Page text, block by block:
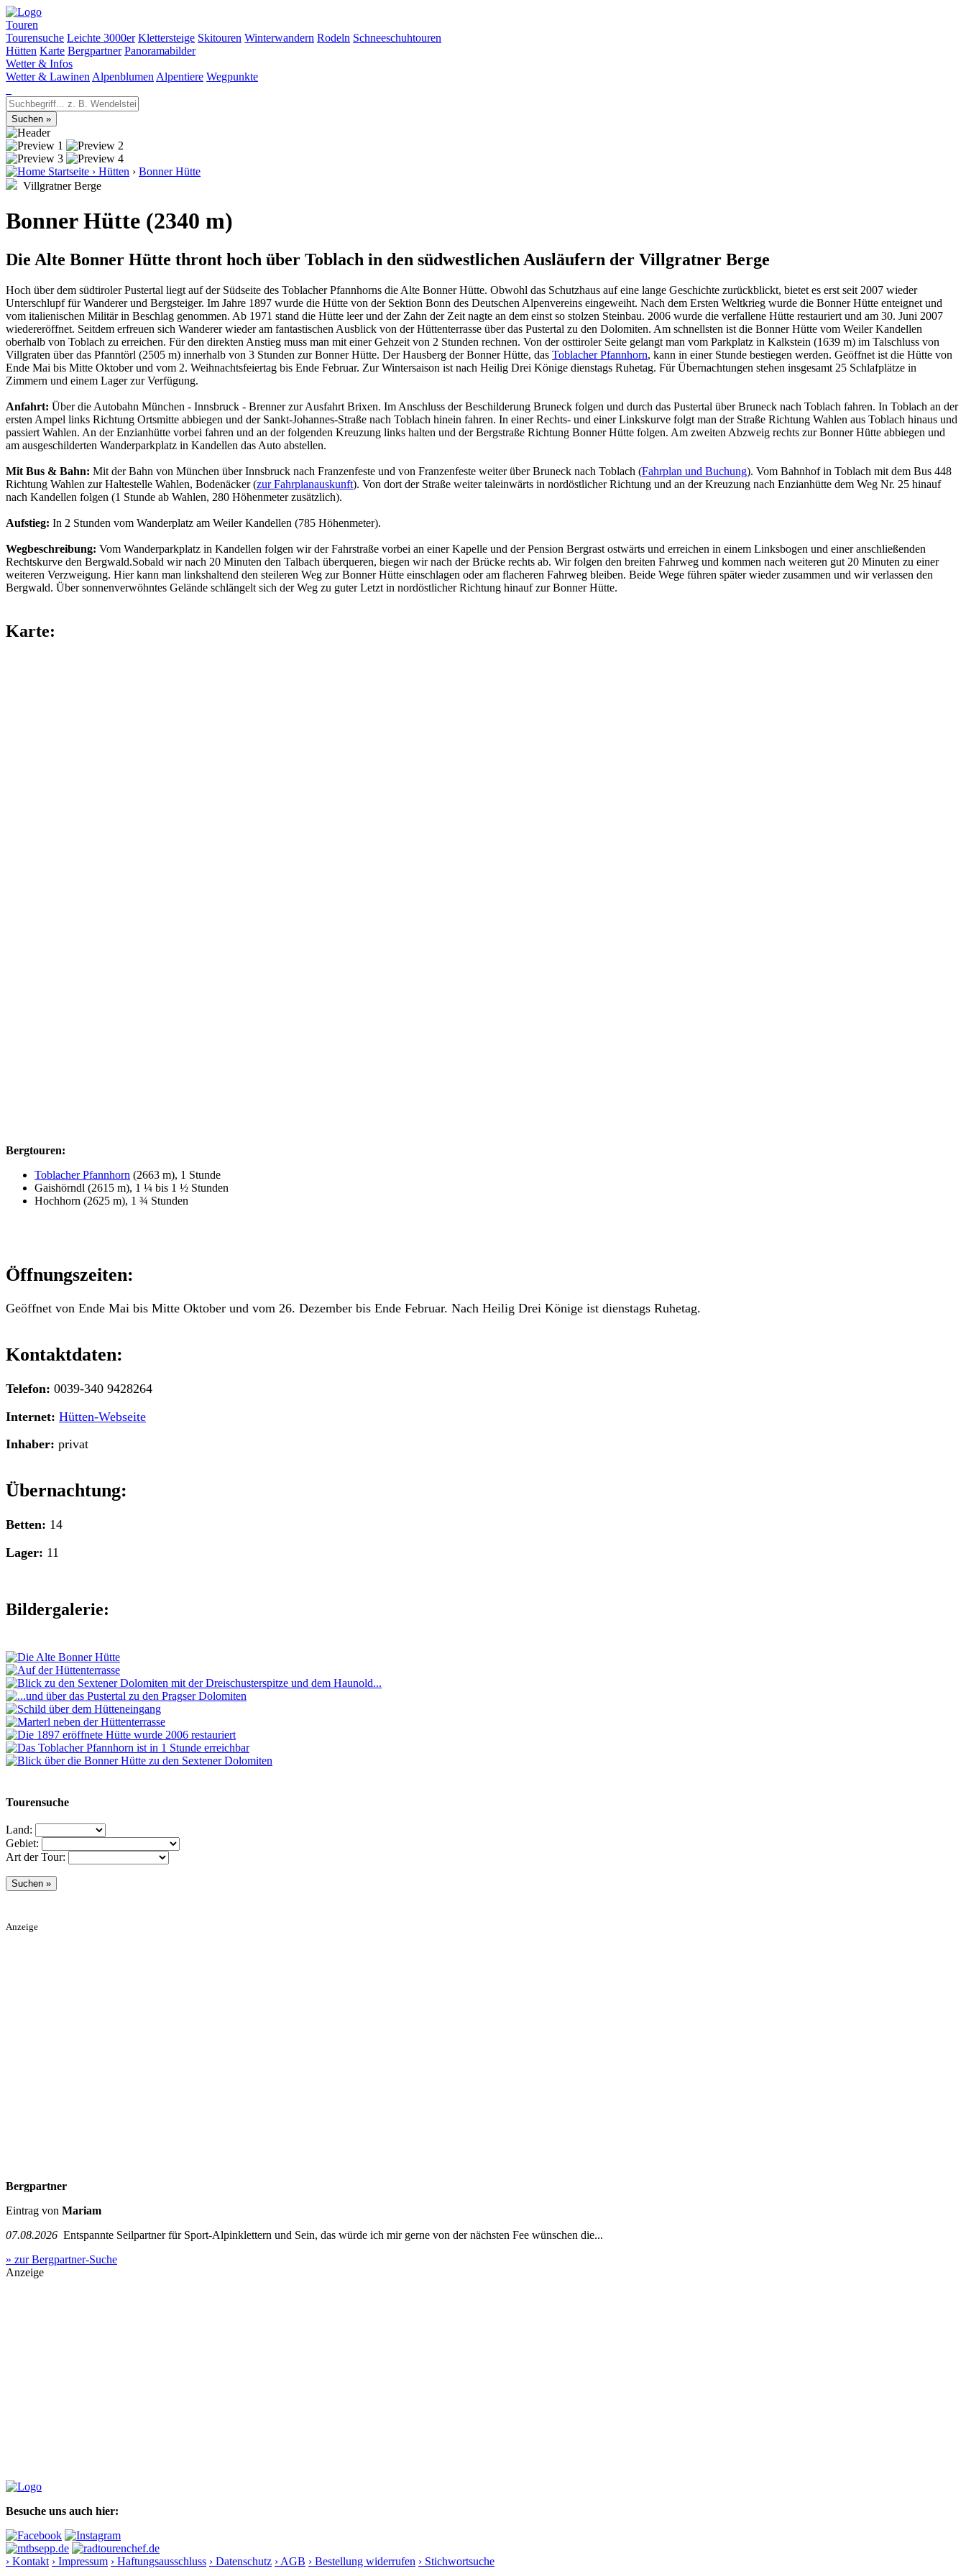
Touren
Tourensuche Leichte 3000er Klettersteige Skitouren Winterwandern Rodeln Schneeschuhtouren
Hütten Karte Bergpartner Panoramabilder
Wetter & Infos
Wetter & Lawinen Alpenblumen Alpentiere Wegpunkte
Startseite › Hütten › Bonner Hütte
Villgratner Berge
Bonner Hütte (2340 m)
Die Alte Bonner Hütte thront hoch über Toblach in den südwestlichen Ausläufern der Villgratner Berge
Hoch über dem südtiroler Pustertal liegt auf der Südseite des Toblacher Pfannhorns die Alte Bonner Hütte. Obwohl das Schutzhaus auf eine lange Geschichte zurückblickt, bietet es erst seit 2007 wieder
Unterschlupf für Wanderer und Bergsteiger. Im Jahre 1897 wurde die Hütte von der Sektion Bonn des Deutschen Alpenvereins eingeweiht. Nach dem Ersten Weltkrieg wurde die Bonner Hütte enteignet und
vom italienischen Militär in Beschlag genommen. Ab 1971 stand die Hütte leer und der Zahn der Zeit nagte an dem einst so stolzen Steinbau. 2006 wurde die verfallene Hütte restauriert und am 30. Juni 2007
wiedereröffnet. Seitdem erfreuen sich Wanderer wieder am fantastischen Ausblick von der Hüttenterrasse über das Pustertal zu den Dolomiten. Am schnellsten ist die Bonner Hütte vom Weiler Kandellen
oberhalb von Toblach zu erreichen. Für den direkten Anstieg muss man mit einer Gehzeit von 2 Stunden rechnen. Von der osttiroler Seite gelangt man vom Parkplatz in Kalkstein (1639 m) im Talschluss von
Villgraten über das Pfanntörl (2505 m) innerhalb von 3 Stunden zur Bonner Hütte. Der Hausberg der Bonner Hütte, das Toblacher Pfannhorn, kann in einer Stunde bestiegen werden. Geöffnet ist die Hütte von
Ende Mai bis Mitte Oktober und vom 2. Weihnachtsfeiertag bis Ende Februar. Zur Wintersaison ist nach Heilig Drei Könige dienstags Ruhetag. Für Übernachtungen stehen insgesamt 25 Schlafplätze in
Zimmern und einem Lager zur Verfügung.
Anfahrt: Über die Autobahn München - Innsbruck - Brenner zur Ausfahrt Brixen. Im Anschluss der Beschilderung Bruneck folgen und durch das Pustertal über Bruneck nach Toblach fahren. In Toblach an der
ersten Ampel links Richtung Ortsmitte abbiegen und der Sankt-Johannes-Straße nach Toblach hinein fahren. In einer Rechts- und einer Linkskurve folgt man der Straße Richtung Wahlen aus Toblach hinaus und
passiert Wahlen. An der Enzianhütte vorbei fahren und an der folgenden Kreuzung links halten und der Bergstraße Richtung Bonner Hütte folgen. Am zweiten Abzweig rechts zur Bonner Hütte abbiegen und
am ausgeschilderten Wanderparkplatz in Kandellen das Auto abstellen.
Mit Bus & Bahn: Mit der Bahn von München über Innsbruck nach Franzenfeste und von Franzenfeste weiter über Bruneck nach Toblach (Fahrplan und Buchung). Vom Bahnhof in Toblach mit dem Bus 448
Richtung Wahlen zur Haltestelle Wahlen, Bodenäcker (zur Fahrplanauskunft). Von dort der Straße weiter taleinwärts in nordöstlicher Richtung und an der Kreuzung nach Enzianhütte dem Weg Nr. 25 hinauf
nach Kandellen folgen (1 Stunde ab Wahlen, 280 Höhenmeter zusätzlich).
Aufstieg: In 2 Stunden vom Wanderplatz am Weiler Kandellen (785 Höhenmeter).
Wegbeschreibung: Vom Wanderparkplatz in Kandellen folgen wir der Fahrstraße vorbei an einer Kapelle und der Pension Bergrast ostwärts und erreichen in einem Linksbogen und einer anschließenden
Rechtskurve den Bergwald.Sobald wir nach 20 Minuten den Talbach überqueren, biegen wir nach der Brücke rechts ab. Wir folgen den breiten Fahrweg und kommen nach weiteren gut 20 Minuten zu einer
weiteren Verzweigung. Hier kann man linkshaltend den steileren Weg zur Bonner Hütte einschlagen oder am flacheren Fahrweg bleiben. Beide Wege führen später wieder zusammen und wir verlassen den
Bergwald. Über sonnenverwöhntes Gelände schlängelt sich der Weg zu guter Letzt in nordöstlicher Richtung hinauf zur Bonner Hütte.
Karte:
Bergtouren:
Toblacher Pfannhorn (2663 m), 1 Stunde
Gaishörndl (2615 m), 1 ¼ bis 1 ½ Stunden
Hochhorn (2625 m), 1 ¾ Stunden
Öffnungszeiten:
Geöffnet von Ende Mai bis Mitte Oktober und vom 26. Dezember bis Ende Februar. Nach Heilig Drei Könige ist dienstags Ruhetag.
Kontaktdaten:
Telefon: 0039-340 9428264
Internet: Hütten-Webseite
Inhaber: privat
Übernachtung:
Betten: 14
Lager: 11
Bildergalerie:
Tourensuche
Land:
Gebiet:
Art der Tour:
Anzeige
Bergpartner
Eintrag von Mariam
07.08.2026 Entspannte Seilpartner für Sport-Alpinklettern und Sein, das würde ich mir gerne von der nächsten Fee wünschen die...
» zur Bergpartner-Suche
Anzeige
Besuche uns auch hier:
› Kontakt › Impressum › Haftungsausschluss › Datenschutz › AGB › Bestellung widerrufen › Stichwortsuche